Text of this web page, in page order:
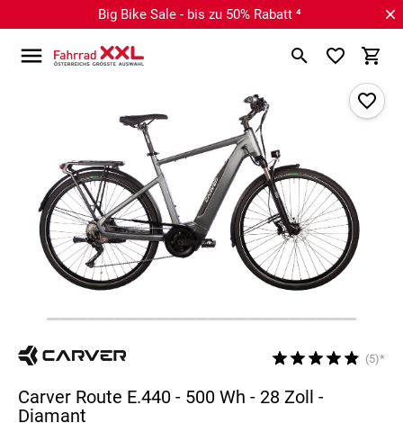
Big Bike Sale - bis zu 50% Rabatt ⁴
(5)*
Carver Route E.440 - 500 Wh - 28 Zoll -
Diamant